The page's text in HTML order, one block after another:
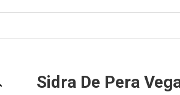
Sidra De Pera